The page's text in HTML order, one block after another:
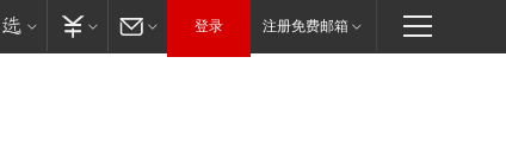
登录 注册免费邮箱